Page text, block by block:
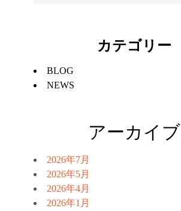
カテゴリー
BLOG
NEWS
アーカイブ
2026年7月
2026年5月
2026年4月
2026年1月